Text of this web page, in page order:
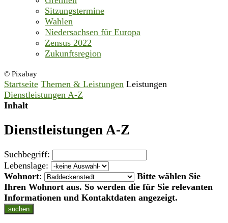
Sitzungstermine
Wahlen
Niedersachsen für Europa
Zensus 2022
Zukunftsregion
© Pixabay
Startseite Themen & Leistungen Leistungen
Dienstleistungen A-Z
Inhalt
Dienstleistungen A-Z
Suchbegriff:
Lebenslage:
Wohnort:
Bitte wählen Sie
Ihren Wohnort aus. So werden die für Sie relevanten
Informationen und Kontaktdaten angezeigt.
suchen